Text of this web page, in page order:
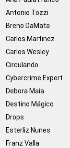
Antonio Tozzi
Breno DaMata
Carlos Martinez
Carlos Wesley
Circulando
Cybercrime Expert
Debora Maia
Destino Mágico
Drops
Esterliz Nunes
Franz Valla